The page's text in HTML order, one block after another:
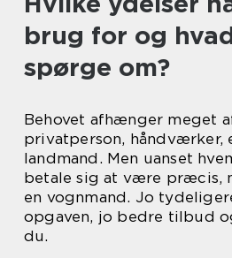
brug for og
spørge om?
Behovet afhænger meget
privatperson, håndværker,
landmand. Men uanset
betale sig at være præcis,
en vognmand. Jo
opgaven, jo bedre tilbud
du.